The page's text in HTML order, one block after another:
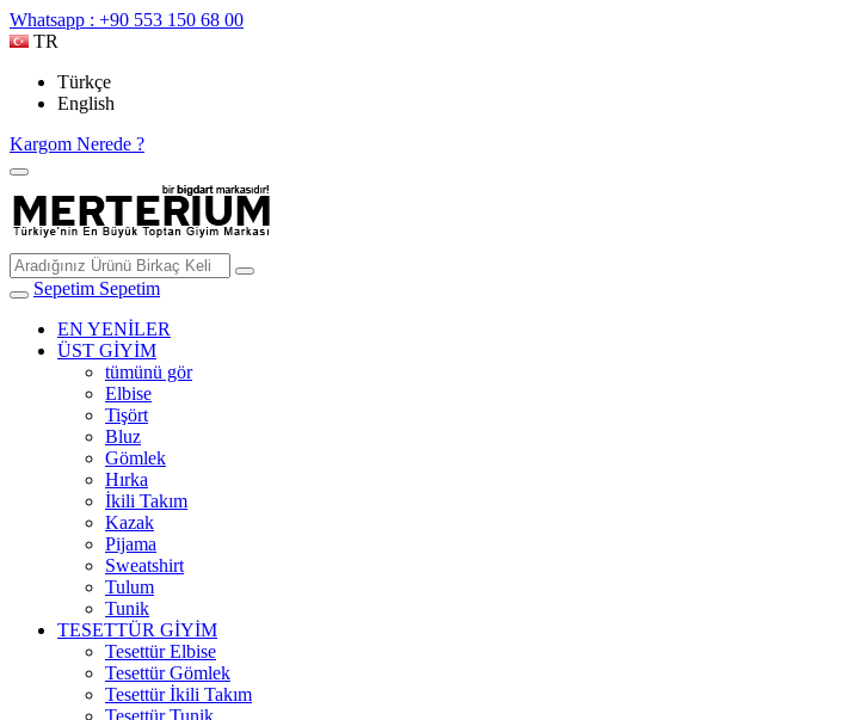
Whatsapp : +90 553 150 68 00
TR
Türkçe
English
Kargom Nerede ?
Sepetim Sepetim
EN YENİLER
ÜST GİYİM
tümünü gör
Elbise
Tişört
Bluz
Gömlek
Hırka
İkili Takım
Kazak
Pijama
Sweatshirt
Tulum
Tunik
TESETTÜR GİYİM
Tesettür Elbise
Tesettür Gömlek
Tesettür İkili Takım
Tesettür Tunik